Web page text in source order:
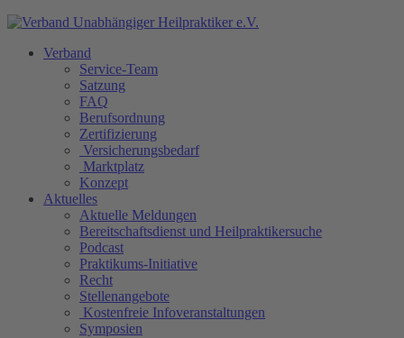
Verband
Service-Team
Satzung
FAQ
Berufsordnung
Zertifizierung
Versicherungsbedarf
Marktplatz
Konzept
Aktuelles
Aktuelle Meldungen
Bereitschaftsdienst und Heilpraktikersuche
Podcast
Praktikums-Initiative
Recht
Stellenangebote
Kostenfreie Infoveranstaltungen
Symposien